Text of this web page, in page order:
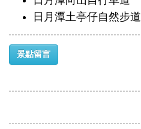
日月潭土亭仔自然步道
景點留言